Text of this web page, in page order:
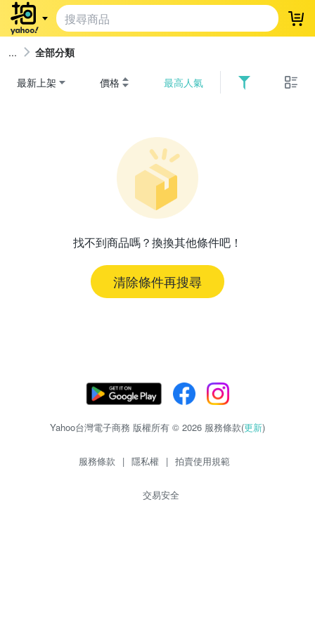
登
全部分類
最新上架 價格 最高人氣
找不到商品嗎？換換其他條件吧！
清除條件再搜尋
Yahoo台灣電子商務 版權所有 © 2026 服務條款(更新)
服務條款 | 隱私權 | 拍賣使用規範
交易安全